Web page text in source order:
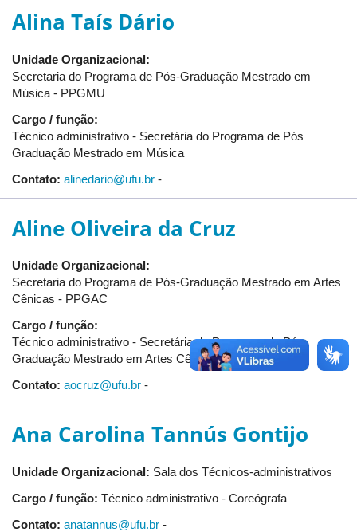
Alina Taís Dário
Unidade Organizacional:
Secretaria do Programa de Pós-Graduação Mestrado em
Música - PPGMU
Cargo / função:
Técnico administrativo - Secretária do Programa de Pós
Graduação Mestrado em Música
Contato: alinedario@ufu.br -
Aline Oliveira da Cruz
Unidade Organizacional:
Secretaria do Programa de Pós-Graduação Mestrado em Artes
Cênicas - PPGAC
Cargo / função:
Técnico administrativo - Secretária do Programa de Pós
Graduação Mestrado em Artes Cênicas
Contato: aocruz@ufu.br -
Ana Carolina Tannús Gontijo
Unidade Organizacional: Sala dos Técnicos-administrativos
Cargo / função: Técnico administrativo - Coreógrafa
Contato: anatannus@ufu.br -